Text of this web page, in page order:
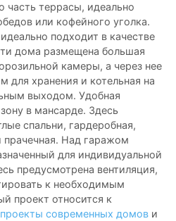
террасы, идеально
или кофейного уголка.
подходит в качестве
дома размещена большая
камеры, а через нее
хранения и котельная на
выходом. Удобная
в мансарде. Здесь
спальни, гардеробная,
прачечная. Над гаражом
для индивидуальной
предусмотрена вентиляция,
к необходимым
проект относится к
проекты современных домов и